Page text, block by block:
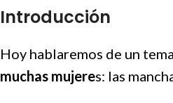
Introducción
Hoy hablaremos de un
muchas mujeres: las